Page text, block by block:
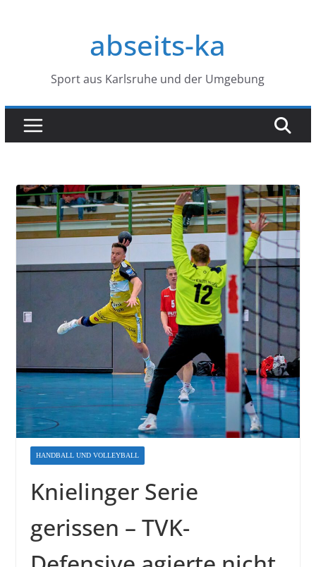
abseits-ka
Sport aus Karlsruhe und der Umgebung
HANDBALL UND VOLLEYBALL
Knielinger Serie
gerissen – TVK-